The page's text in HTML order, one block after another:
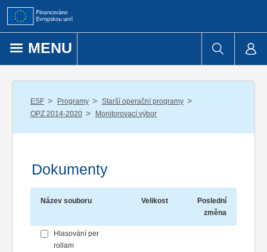
Přejít k obsahu
MENU
ESF / Programy / Starší operační programy /
OPZ 2014-2020 / Monitorovací výbor
Dokumenty
Název souboru Velikost
Poslední
změna
Hlasování per
rollam